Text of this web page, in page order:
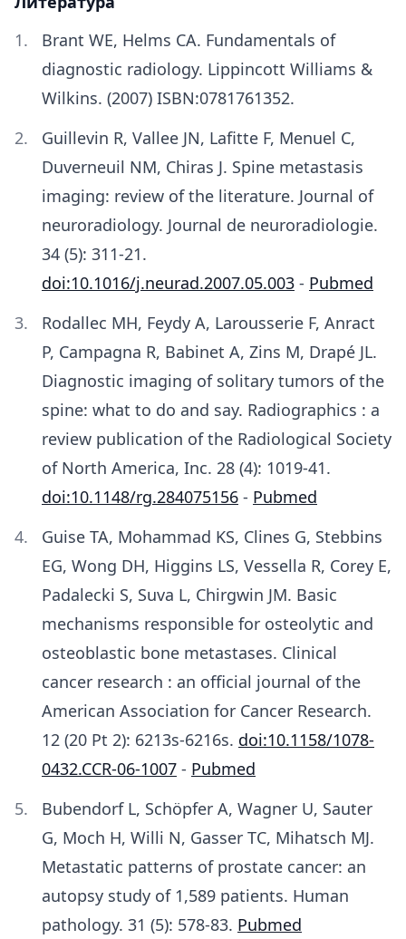
Brant WE, Helms CA. Fundamentals of
diagnostic radiology. Lippincott Williams &
Wilkins. (2007) ISBN:0781761352.
Guillevin R, Vallee JN, Lafitte F, Menuel C,
Duverneuil NM, Chiras J. Spine metastasis
imaging: review of the literature. Journal of
neuroradiology. Journal de neuroradiologie.
34 (5): 311-21.
doi:10.1016/j.neurad.2007.05.003 - Pubmed
Rodallec MH, Feydy A, Larousserie F, Anract
P, Campagna R, Babinet A, Zins M, Drapé JL.
Diagnostic imaging of solitary tumors of the
spine: what to do and say. Radiographics : a
review publication of the Radiological Society
of North America, Inc. 28 (4): 1019-41.
doi:10.1148/rg.284075156 - Pubmed
Guise TA, Mohammad KS, Clines G, Stebbins
EG, Wong DH, Higgins LS, Vessella R, Corey E,
Padalecki S, Suva L, Chirgwin JM. Basic
mechanisms responsible for osteolytic and
osteoblastic bone metastases. Clinical
cancer research : an official journal of the
American Association for Cancer Research.
12 (20 Pt 2): 6213s-6216s. doi:10.1158/1078-
0432.CCR-06-1007 - Pubmed
Bubendorf L, Schöpfer A, Wagner U, Sauter
G, Moch H, Willi N, Gasser TC, Mihatsch MJ.
Metastatic patterns of prostate cancer: an
autopsy study of 1,589 patients. Human
pathology. 31 (5): 578-83. Pubmed